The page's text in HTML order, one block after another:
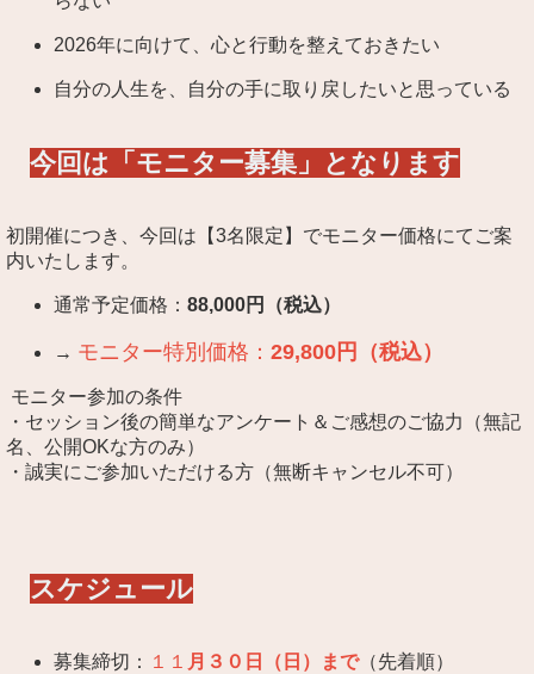
2026年に向けて、心と行動を整えておきたい
自分の人生を、自分の手に取り戻したいと思っている
今回は「モニター募集」となります
初開催につき、今回は【3名限定】でモニター価格にてご案
内いたします。
通常予定価格： 88,000円（税込）
→ モニター特別価格： 29,800円（税込）
モニター参加の条件
・セッション後の簡単なアンケート＆ご感想のご協力（無記
名、公開OKな方のみ）
・誠実にご参加いただける方（無断キャンセル不可）
スケジュール
募集締切： １１ 月３０日（日）まで（先着順）